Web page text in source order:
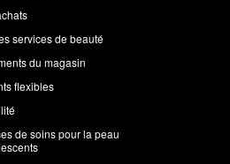
services de beauté
du magasin
flexibles
de soins pour la peau